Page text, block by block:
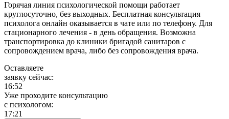
Горячая линия психологической помощи работает
круглосуточно, без выходных. Бесплатная консультация
психолога онлайн оказывается в чате или по телефону. Для
стационарного лечения - в день обращения. Возможна
транспортировка до клиники бригадой санитаров с
сопровождением врача, либо без сопровождения врача.
Оставляете
заявку сейчас:
16:53
Уже проходите консультацию
c психологом:
17:21